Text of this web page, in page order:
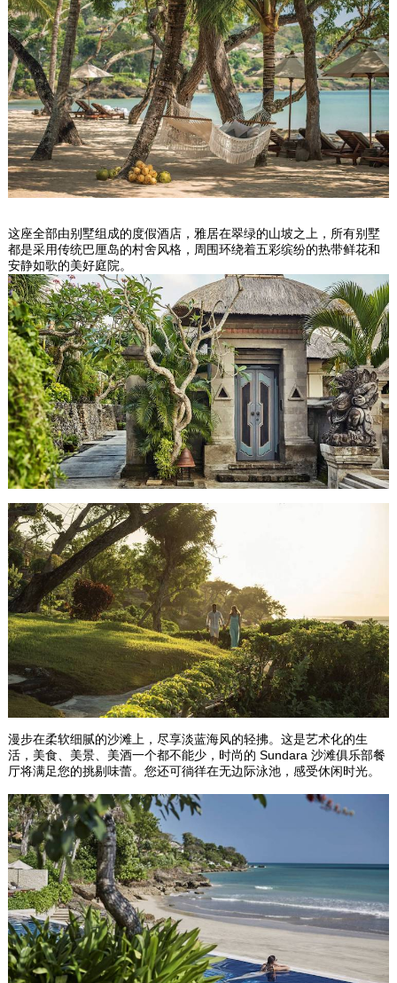
这座全部由别墅组成的度假酒店，雅居在翠绿的山坡之上，所有别墅
都是采用传统巴厘岛的村舍风格，周围环绕着五彩缤纷的热带鲜花和
安静如歌的美好庭院。
漫步在柔软细腻的沙滩上，尽享淡蓝海风的轻拂。这是艺术化的生
活，美食、美景、美酒一个都不能少，时尚的 Sundara 沙滩俱乐部餐
厅将满足您的挑剔味蕾。您还可徜徉在无边际泳池，感受休闲时光。